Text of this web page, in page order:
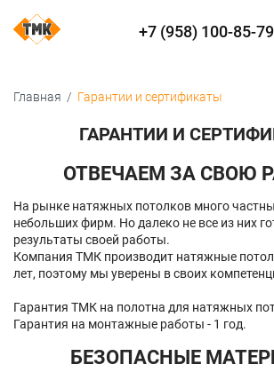
+7 (958) 100-85-79
Главная / Гарантии и сертификаты
ГАРАНТИИ И
ОТВЕЧАЕМ ЗА СВОЮ
На рынке натяжных потолков много
небольших фирм. Но далеко не все из них
результаты своей работы.
Компания ТМК производит натяжные
лет, поэтому мы уверены в своих
Гарантия ТМК на полотна для натяжных
Гарантия на монтажные работы - 1 год.
БЕЗОПАСНЫЕ